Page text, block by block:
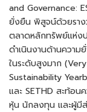
and Governance:
ยั่งยืน พิสูจน์ด้วยราง
ตลาดหลักทรัพย์แห่งป
ดำเนินงานด้านความ
ในระดับสูงมาก
Sustainability
และ SETHD สะท้อน
หุ้น นักลงทุน และผู้มีส่